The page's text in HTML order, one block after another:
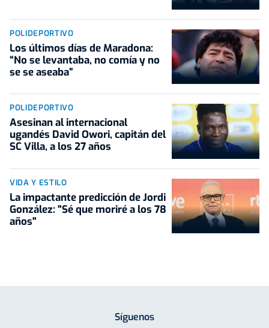
POLIDEPORTIVO
Los últimos días de Maradona:
“No se levantaba, no comía y no
se se aseaba”
POLIDEPORTIVO
Asesinan al internacional
ugandés David Owori, capitán del
SC Villa, a los 27 años
VIDA Y ESTILO
La impactante predicción de Jordi
González: "Sé que moriré a los 78
años"
Síguenos